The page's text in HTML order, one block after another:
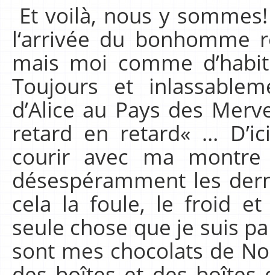
Et voilà, nous y
l‘arrivée du bonhomme
mais moi comme
Toujours et
d’Alice au Pays des
retard en retard« …
courir avec ma
désespéramment les
cela la foule, le froid et
seule chose que je suis
sont mes chocolats de